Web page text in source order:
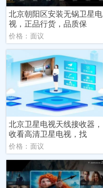
北京朝阳区安装无锅卫星电
视，正品行货，品质保
价格：面议
北京卫星电视天线接收器，
收看高清卫星电视，找
价格：面议